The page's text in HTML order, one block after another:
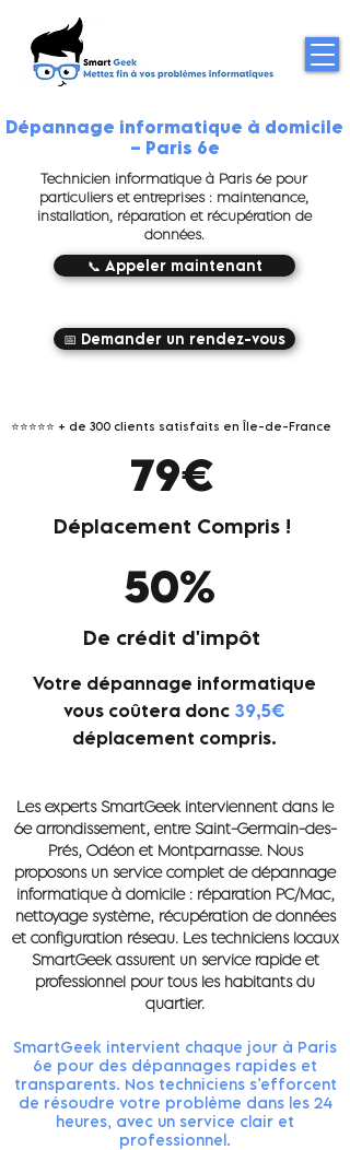
Dépannage informatique à domicile
– Paris 6e
Technicien informatique à Paris 6e pour
particuliers et entreprises : maintenance,
installation, réparation et récupération de
données.
📞 Appeler maintenant
📅 Demander un rendez-vous
⭐⭐⭐⭐⭐ + de 300 clients satisfaits en Île-de-France
79€
Déplacement Compris !
50%
De crédit d'impôt
Votre dépannage informatique
vous coûtera donc 39,5€
déplacement compris.
Les experts SmartGeek interviennent dans le
6e arrondissement, entre Saint-Germain-des-
Prés, Odéon et Montparnasse. Nous
proposons un service complet de dépannage
informatique à domicile : réparation PC/Mac,
nettoyage système, récupération de données
et configuration réseau. Les techniciens locaux
SmartGeek assurent un service rapide et
professionnel pour tous les habitants du
quartier.
SmartGeek intervient chaque jour à Paris
6e pour des dépannages rapides et
transparents. Nos techniciens s’efforcent
de résoudre votre problème dans les 24
heures, avec un service clair et
professionnel.